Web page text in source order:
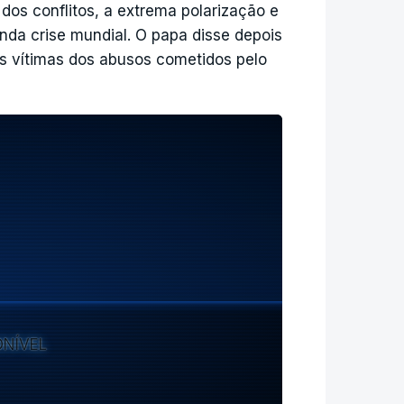
e das hostilidades, incluindo no sul
realizadas".
"continuar a agir contra o
ligar Líbano e Irão para atacar
conflitos, a extrema polarização e
crise mundial. O papa disse depois
vítimas dos abusos cometidos pelo